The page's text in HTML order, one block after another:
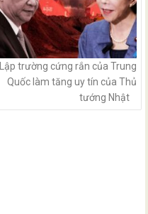
Lập trường cứng rắn của Trung
Quốc làm tăng uy tín của Thủ
tướng Nhật